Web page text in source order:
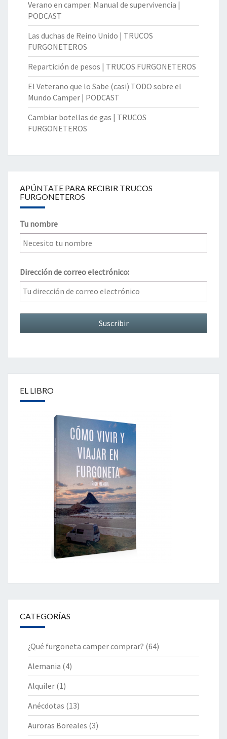
Verano en camper: Manual de supervivencia |
PODCAST
Las duchas de Reino Unido | TRUCOS
FURGONETEROS
Repartición de pesos | TRUCOS FURGONETEROS
El Veterano que lo Sabe (casi) TODO sobre el
Mundo Camper | PODCAST
Cambiar botellas de gas | TRUCOS
FURGONETEROS
APÚNTATE PARA RECIBIR TRUCOS
FURGONETEROS
Tu nombre
Dirección de correo electrónico:
EL LIBRO
CATEGORÍAS
¿Qué furgoneta camper comprar? (64)
Alemania (4)
Alquiler (1)
Anécdotas (13)
Auroras Boreales (3)